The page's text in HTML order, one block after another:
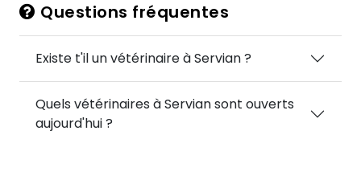
Questions fréquentes
Existe t'il un vétérinaire à Servian ?
Quels vétérinaires à Servian sont ouverts
aujourd'hui ?